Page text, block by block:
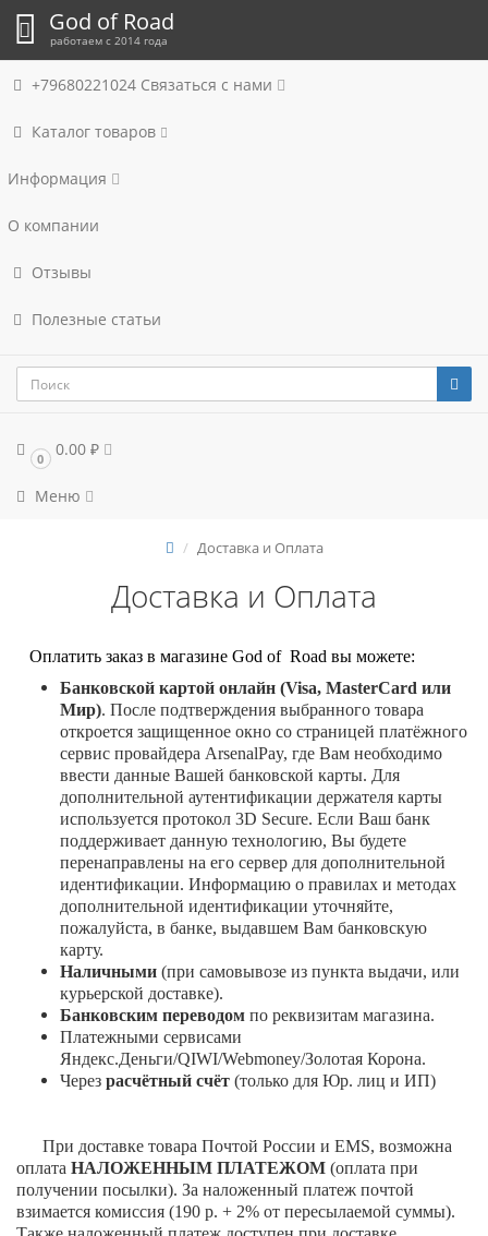
God of Road
работаем с 2014 года
+79680221024 Связаться с нами
Каталог товаров
Информация
О компании
Отзывы
Полезные статьи
0 0.00 ₽
Меню
Доставка и Оплата
Доставка и Оплата
Оплатить заказ в магазине God of Road вы можете:
Банковской картой онлайн (Visa, MasterCard или
Мир). После подтверждения выбранного товара
откроется защищенное окно со страницей платёжного
сервис провайдера ArsenalPay, где Вам необходимо
ввести данные Вашей банковской карты. Для
дополнительной аутентификации держателя карты
используется протокол 3D Secure. Если Ваш банк
поддерживает данную технологию, Вы будете
перенаправлены на его сервер для дополнительной
идентификации. Информацию о правилах и методах
дополнительной идентификации уточняйте,
пожалуйста, в банке, выдавшем Вам банковскую
карту.
Наличными (при самовывозе из пункта выдачи, или
курьерской доставке).
Банковским переводом по реквизитам магазина.
Платежными сервисами
Яндекс.Деньги/QIWI/Webmoney/Золотая Корона.
Через расчётный счёт (только для Юр. лиц и ИП)
При доставке товара Почтой России и EMS, возможна
оплата НАЛОЖЕННЫМ ПЛАТЕЖОМ (оплата при
получении посылки). За наложенный платеж почтой
взимается комиссия (190 р. + 2% от пересылаемой суммы).